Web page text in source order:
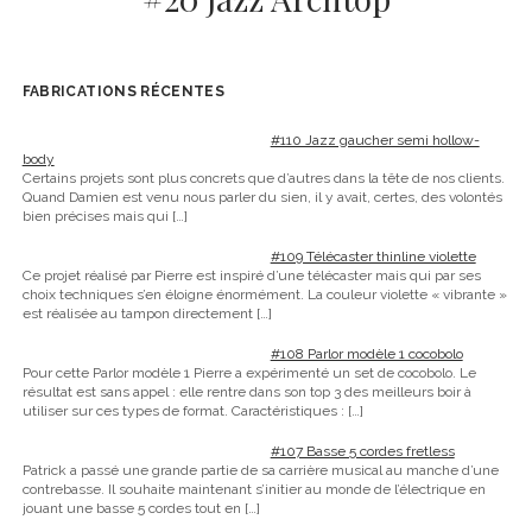
FABRICATIONS RÉCENTES
#110 Jazz gaucher semi hollow-
body
Certains projets sont plus concrets que d’autres dans la tête de nos clients.
Quand Damien est venu nous parler du sien, il y avait, certes, des volontés
bien précises mais qui […]
#109 Télécaster thinline violette
Ce projet réalisé par Pierre est inspiré d’une télécaster mais qui par ses
choix techniques s’en éloigne énormément. La couleur violette « vibrante »
est réalisée au tampon directement […]
#108 Parlor modèle 1 cocobolo
Pour cette Parlor modèle 1 Pierre a expérimenté un set de cocobolo. Le
résultat est sans appel : elle rentre dans son top 3 des meilleurs boir à
utiliser sur ces types de format. Caractéristiques : […]
#107 Basse 5 cordes fretless
Patrick a passé une grande partie de sa carrière musical au manche d’une
contrebasse. Il souhaite maintenant s’initier au monde de l’électrique en
jouant une basse 5 cordes tout en […]